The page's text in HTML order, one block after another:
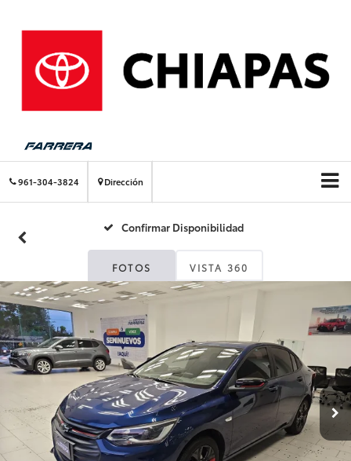
961-304-3824 Dirección
Confirmar Disponibilidad
FOTOS VISTA 360